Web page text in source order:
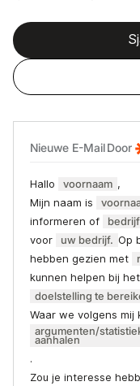
Nieuwe E-MailDoor
Hallo voornaam ,‍
Mijn naam is
informeren of
bedrijf
voor
uw bedrijf. Op
hebben gezien met
kunnen helpen bij
doelstelling te
Waar we volgens mij
argumenten/
aanhalen
.
Zou je interesse